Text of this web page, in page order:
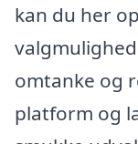
kan du her
omtanke og
platform og